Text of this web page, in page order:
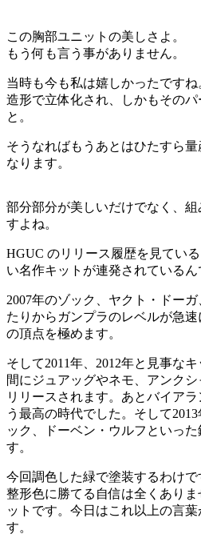
この胸部ユニットの美しさよ。
もう何も言う事がありません。
当時も今も私は嬉しかったです
造形で立体化され、しかもそのパ
と。
そうなればもうあとはひたすら
なります。
部分部分が美しいだけでなく、
すよね。
HGUC のリリース履歴を見てい
い名作キットが連発されているん
2007年のゾック、ヤクト・ドー
たりからガンプラのレベルが急
の頂点を極めます。
そして2011年、2012年と見事な
間にジュアッグやネモ、アンク
リリースされます。あとバイア
う最高の時代でした。そして
ック、ドーベン・ウルフといっ
す。
今回調色した緑で塗装するわけ
整形色に勝てる自信は全くあり
ットです。今日はこれ以上の言
す。